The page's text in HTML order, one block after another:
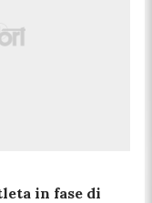
in fase di